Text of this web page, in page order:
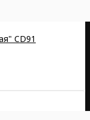
CD91